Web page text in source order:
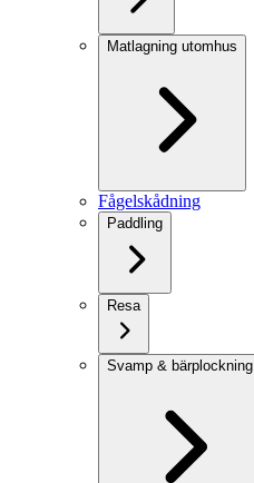
Matlagning utomhus
Fågelskådning
Paddling
Resa
Svamp & bärplockning